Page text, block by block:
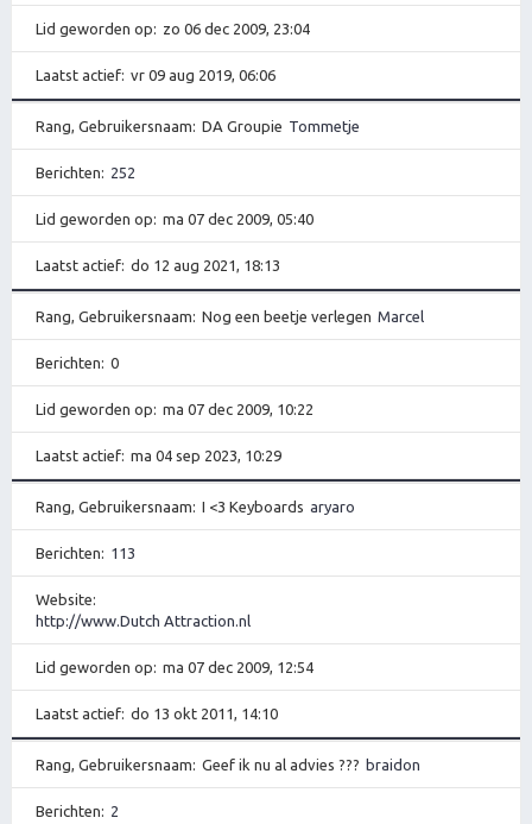
Lid geworden op zo 06 dec 2009, 23:04
Laatst actief vr 09 aug 2019, 06:06
Rang, Gebruikersnaam DA Groupie Tommetje
Berichten 252
Lid geworden op ma 07 dec 2009, 05:40
Laatst actief do 12 aug 2021, 18:13
Rang, Gebruikersnaam Nog een beetje verlegen Marcel
Berichten 0
Lid geworden op ma 07 dec 2009, 10:22
Laatst actief ma 04 sep 2023, 10:29
Rang, Gebruikersnaam I <3 Keyboards aryaro
Berichten 113
Website
http://www.Dutch Attraction.nl
Lid geworden op ma 07 dec 2009, 12:54
Laatst actief do 13 okt 2011, 14:10
Rang, Gebruikersnaam Geef ik nu al advies ??? braidon
Berichten 2